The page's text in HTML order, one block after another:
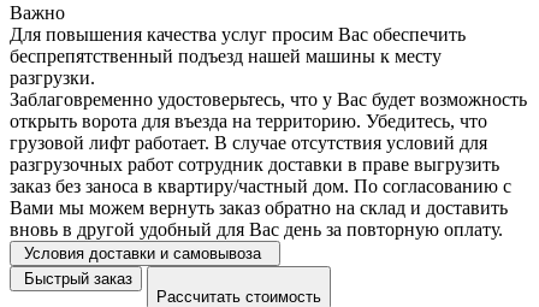
Важно
Для повышения качества услуг просим Вас обеспечить
беспрепятственный подъезд нашей машины к месту
разгрузки.
Заблаговременно удостоверьтесь, что у Вас будет возможность
открыть ворота для въезда на территорию. Убедитесь, что
грузовой лифт работает. В случае отсутствия условий для
разгрузочных работ сотрудник доставки в праве выгрузить
заказ без заноса в квартиру/частный дом. По согласованию с
Вами мы можем вернуть заказ обратно на склад и доставить
вновь в другой удобный для Вас день за повторную оплату.
Условия доставки и самовывоза
Быстрый заказ
Рассчитать стоимость